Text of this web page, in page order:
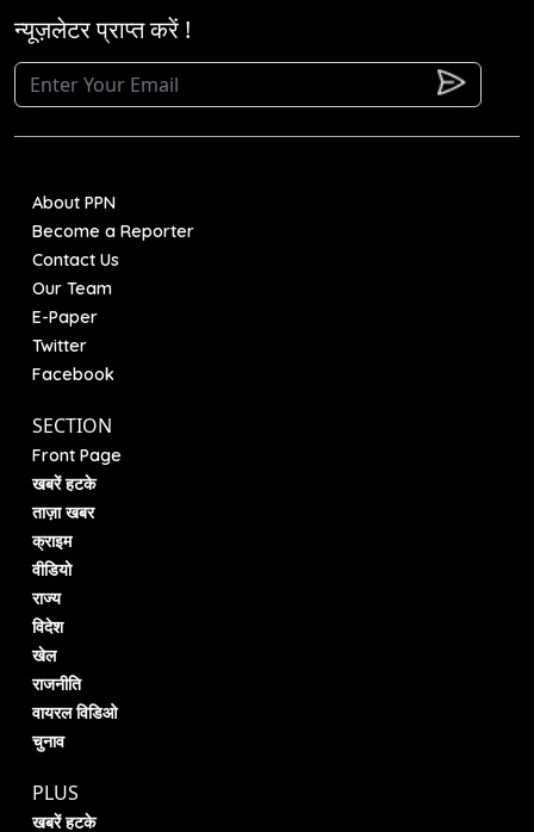
न्यूज़लेटर प्राप्त करें !
About PPN
Become a Reporter
Contact Us
Our Team
E-Paper
Twitter
Facebook
SECTION
Front Page
खबरें हटके
ताज़ा खबर
क्राइम
वीडियो
राज्य
विदेश
खेल
राजनीति
वायरल विडिओ
चुनाव
PLUS
खबरें हटके